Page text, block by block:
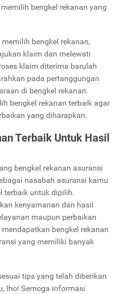
bengkel rekanan yang
bengkel rekanan,
klaim dan melewati
klaim diterima barulah
pada pertanggungan
di bengkel rekanan.
bengkel rekanan terbaik agar
yang diharapkan.
Terbaik Untuk Hasil
bengkel rekanan asuransi
nasabah asuransi kamu
terbaik untuk dipilih.
kenyamanan dan hasil
maupun perbaikan
bengkel rekanan
yang memiliki banyak
tips yang telah diberikan
lho! Semoga informasi